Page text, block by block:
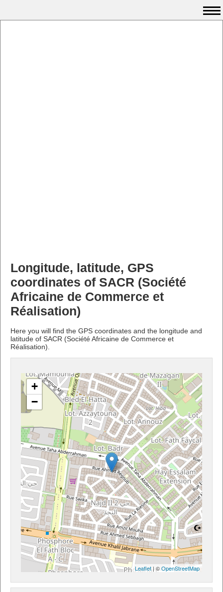
Longitude, latitude, GPS
coordinates of SACR (Société
Africaine de Commerce et
Réalisation)
Here you will find the GPS coordinates and the longitude and
latitude of SACR (Société Africaine de Commerce et
Réalisation).
+
−
Leaflet| ©OpenStreetMap